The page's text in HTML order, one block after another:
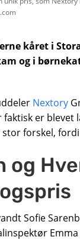
kåret i
og i
Nextory
er
forskel,
og
Sofie
Emma